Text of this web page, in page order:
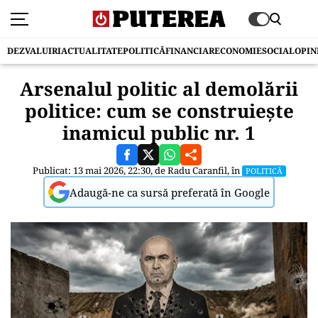
DEZVALUIRIACTUALITATEPOLITICĂFINANCIARECONOMIESOCIAL
Arsenalul politic al demolării
politice: cum se construiește
inamicul public nr. 1
Publicat: 13 mai 2026, 22:30, deRadu Caranfil, în POLITICĂ
Adaugă-ne ca sursă preferată în Google